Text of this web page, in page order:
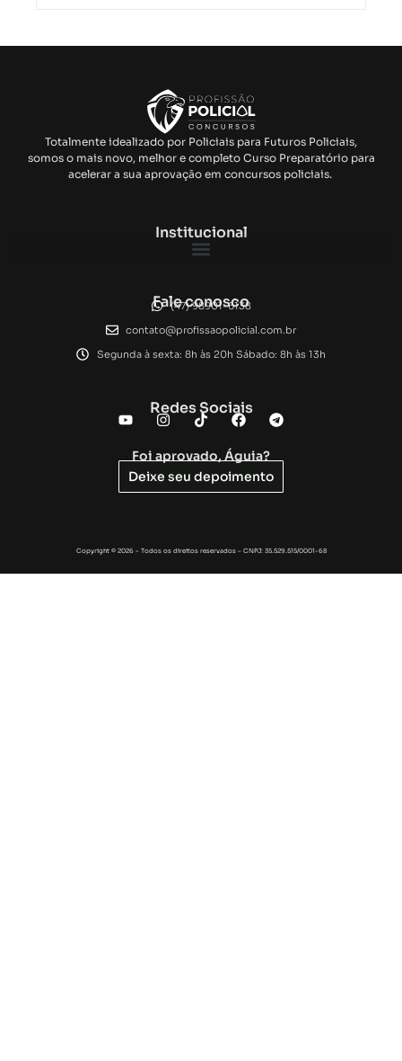
Totalmente idealizado por Policiais para Futuros Policiais,
somos o mais novo, melhor e completo Curso Preparatório para
acelerar a sua aprovação em concursos policiais.
Institucional
Fale conosco
(47) 98901-6138
contato@profissaopolicial.com.br
Segunda à sexta: 8h às 20h Sábado: 8h às 13h
Redes Sociais
Foi aprovado, Águia?
Deixe seu depoimento
Copyright © 2026 – Todos os direitos reservados – CNPJ: 35.529.515/0001-68